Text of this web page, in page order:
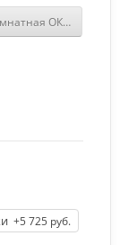
орех ОКА
+5 725 руб.